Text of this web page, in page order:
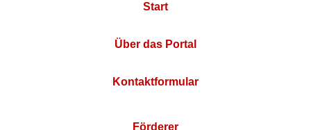
Start
Über das Portal
Kontaktformular
Förderer